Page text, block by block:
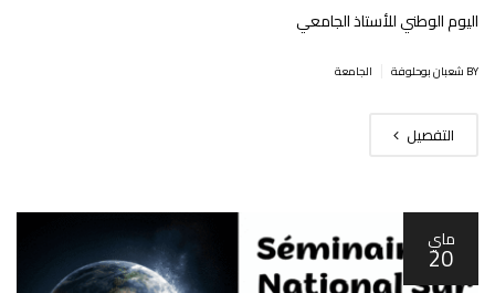
اليوم الوطني للأستاذ الجامعي
BY شعبان بوحلوفة الجامعة
التفصيل
ماي
20